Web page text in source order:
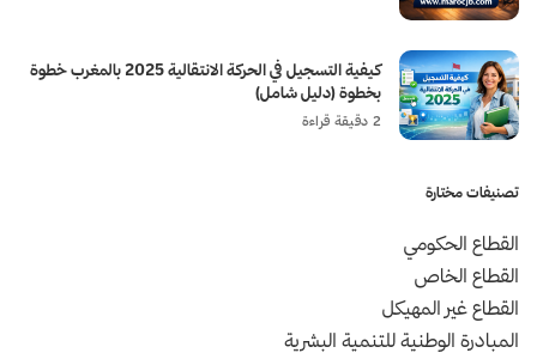
كيفية التسجيل في الحركة الانتقالية 2025 بالمغرب خطوة
بخطوة (دليل شامل)
2 دقيقة قراءة
تصنيفات مختارة
القطاع الحكومي
القطاع الخاص
القطاع غير المهيكل
المبادرة الوطنية للتنمية البشرية